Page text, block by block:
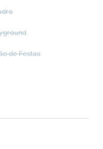
de Festas